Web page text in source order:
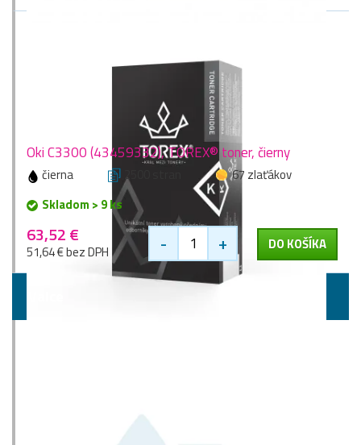
Oki C3300 (43459332), TOREX® toner, čierny
čierna 2500 stran
67 zlaťákov
Skladom > 9 ks
63,52 €
51,64 € bez DPH - + DO KOŠÍKA